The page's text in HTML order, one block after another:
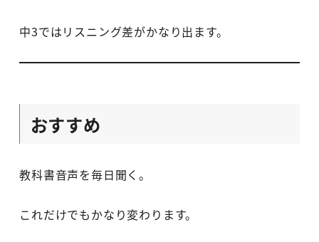
中3ではリスニング差がかなり出ます。
おすすめ
教科書音声を毎日聞く。
これだけでもかなり変わります。